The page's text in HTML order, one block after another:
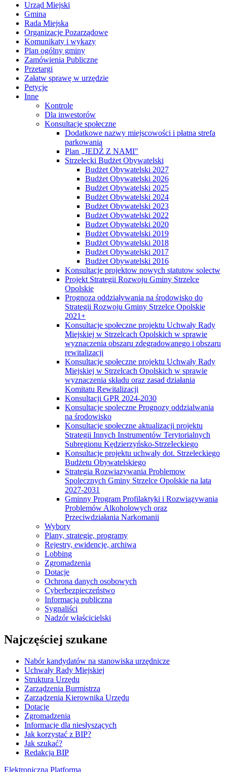
Urząd Miejski
Gmina
Rada Miejska
Organizacje Pozarządowe
Komunikaty i wykazy
Plan ogólny gminy
Zamówienia Publiczne
Przetargi
Załatw sprawę w urzędzie
Petycje
Inne
Kontrole
Dla inwestorów
Konsultacje społeczne
Dodatkowe nazwy miejscowości i płatna strefa
parkowania
Plan „JEDŹ Z NAMI"
Strzelecki Budżet Obywatelski
Budżet Obywatelski 2027
Budżet Obywatelski 2026
Budżet Obywatelski 2025
Budżet Obywatelski 2024
Budżet Obywatelski 2023
Budżet Obywatelski 2022
Budzet Obywatelski 2020
Budżet Obywatelski 2019
Budżet Obywatelski 2018
Budżet Obywatelski 2017
Budżet Obywatelski 2016
Konsultacje projektow nowych statutow solectw
Projekt Strategii Rozwoju Gminy Strzelce
Opolskie
Prognoza oddziaływania na środowisko do
Strategii Rozwoju Gminy Strzelce Opolskie
2021+
Konsultacje społeczne projektu Uchwały Rady
Miejskiej w Strzelcach Opolskich w sprawie
wyznaczenia obszaru zdegradowanego i obszaru
rewitalizacji
Konsultacje społeczne projektu Uchwały Rady
Miejskiej w Strzelcach Opolskich w sprawie
wyznaczenia składu oraz zasad działania
Komitatu Rewitalizacji
Konsultacji GPR 2024-2030
Konsultacje spoleczne Prognozy oddzialwania
na środowisko
Konsultacje społeczne aktualizacji projektu
Strategii Innych Instrumentów Terytorialnych
Subregionu Kędzierzyńsko-StrzeIeckiego
Konsultacje projektu uchwały dot. Strzeleckiego
Budżetu Obywatelskiego
Strategia Rozwiazywania Problemow
Spolecznych Gminy Strzelce Opolskie na lata
2027-2031
Gminny Program Profilaktyki i Rozwiązywania
Problemów Alkoholowych oraz
Przeciwdziałania Narkomanii
Wybory
Plany, strategie, programy
Rejestry, ewidencje, archiwa
Lobbing
Zgromadzenia
Dotacje
Ochrona danych osobowych
Cyberbezpieczeństwo
Informacja publiczna
Sygnaliści
Nadzór właścicielski
Najczęściej szukane
Nabór kandydatów na stanowiska urzędnicze
Uchwały Rady Miejskiej
Struktura Urzędu
Zarządzenia Burmistrza
Zarządzenia Kierownika Urzędu
Dotacje
Zgromadzenia
Informacje dla niesłyszących
Jak korzystać z BIP?
Jak szukać?
Redakcja BIP
Elektroniczna Platforma